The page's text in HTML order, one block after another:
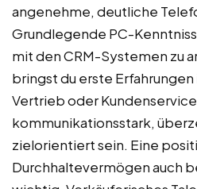
angenehme, deutliche
Grundlegende PC-
mit den CRM-Systemen zu
bringst du erste
Vertrieb oder
kommunikationsstark,
zielorientiert sein. Eine
Durchhaltevermögen auch